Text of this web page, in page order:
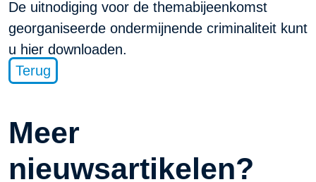
De uitnodiging voor de themabijeenkomst
georganiseerde ondermijnende criminaliteit kunt
u hier downloaden.
Terug
Meer
nieuwsartikelen?